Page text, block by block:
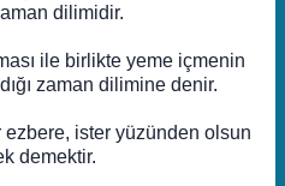
dilimidir.
ile birlikte yeme içmenin
zaman dilimine denir.
ezbere, ister yüzünden olsun
demektir.